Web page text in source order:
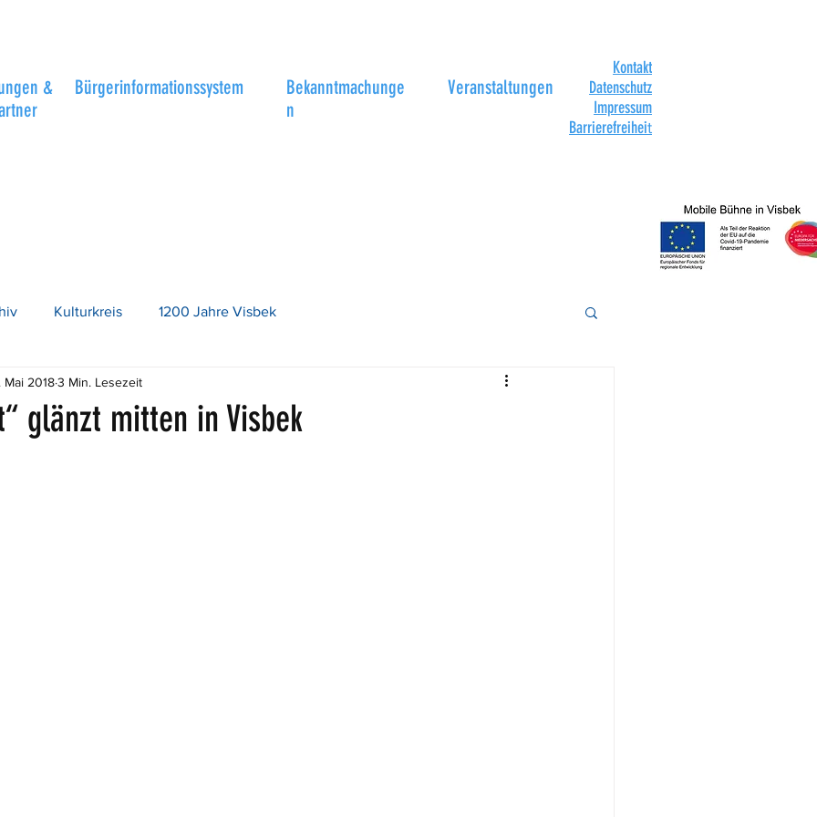
&
Bürgerinformationssystem
Bekanntmachunge
n
Kontakt
Datenschutz
Impressum
Barrierefreiheit
Veranstaltungen
Kulturkreis 1200 Jahre Visbek
glänzt mitten in Visbek
Mai 20183 Min. Lesezeit